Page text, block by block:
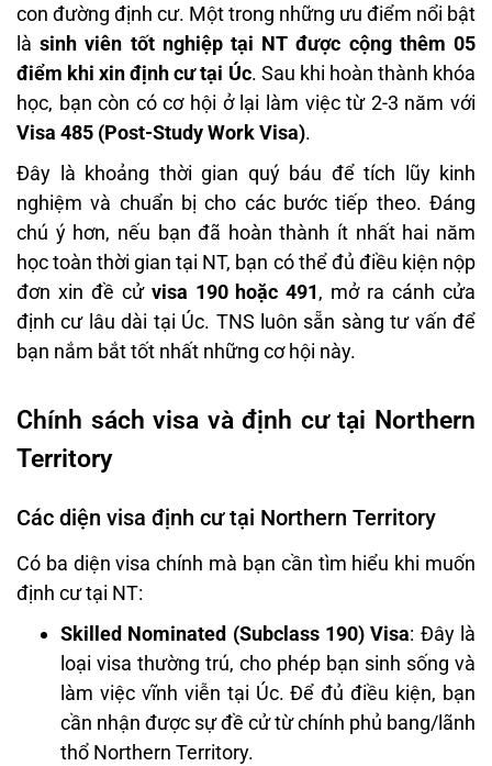
con đường định cư. Một trong những ưu điểm nổi bật
làsinh viên tốt nghiệp tại NT được cộng thêm 05
điểm khi xin định cư tại Úc. Sau khi hoàn thành khóa
học, bạn còn có cơ hội ở lại làm việc từ 2-3 năm với
Visa 485 (Post-Study Work Visa).
Đây là khoảng thời gian quý báu để tích lũy kinh
nghiệm và chuẩn bị cho các bước tiếp theo. Đáng
chú ý hơn, nếu bạn đã hoàn thành ít nhất hai năm
học toàn thời gian tại NT, bạn có thể đủ điều kiện nộp
đơn xin đề cử visa 190 hoặc 491, mở ra cánh cửa
định cư lâu dài tại Úc. TNS luôn sẵn sàng tư vấn để
bạn nắm bắt tốt nhất những cơ hội này.
Chính sách visa và định cư tại Northern
Territory
Các diện visa định cư tại Northern Territory
Có ba diện visa chính mà bạn cần tìm hiểu khi muốn
định cư tại NT:
Skilled Nominated (Subclass 190) Visa: Đây là
loại visa thường trú, cho phép bạn sinh sống và
làm việc vĩnh viễn tại Úc. Để đủ điều kiện, bạn
cần nhận được sự đề cử từ chính phủ bang/lãnh
thổ Northern Territory.